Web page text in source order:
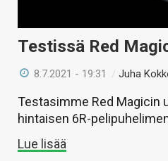
Testissä Red
8.7.2021 - 19:31 /Juha
Testasimme Red Magicin
hintaisen 6R-
Lue lisää